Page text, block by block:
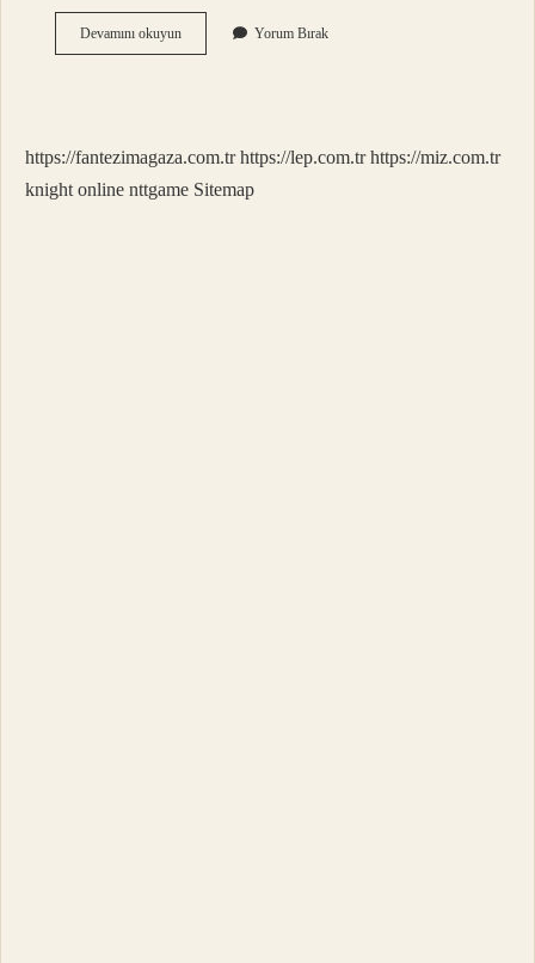
Devamını okuyunAsepsi
Nedir
Yorum Bırak
https://fantezimagaza.com.tr https://lep.com.tr https://miz.com.tr
knight online nttgame Sitemap